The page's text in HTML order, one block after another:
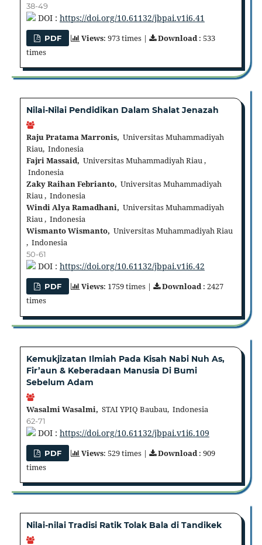
38-49
DOI : https://doi.org/10.61132/jbpai.v1i6.41
PDF Views: 973 times | Download : 533
times
Nilai-Nilai Pendidikan Dalam Shalat Jenazah
Raju Pratama Marronis, Universitas Muhammadiyah
Riau, Indonesia
Fajri Massaid, Universitas Muhammadiyah Riau ,
Indonesia
Zaky Raihan Febrianto, Universitas Muhammadiyah
Riau , Indonesia
Windi Alya Ramadhani, Universitas Muhammadiyah
Riau , Indonesia
Wismanto Wismanto, Universitas Muhammadiyah Riau
, Indonesia
50-61
DOI : https://doi.org/10.61132/jbpai.v1i6.42
PDF Views: 1759 times | Download: 2427
times
Kemukjizatan Ilmiah Pada Kisah Nabi Nuh As,
Fir’aun & Keberadaan Manusia Di Bumi
Sebelum Adam
Wasalmi Wasalmi, STAI YPIQ Baubau, Indonesia
62-71
DOI : https://doi.org/10.61132/jbpai.v1i6.109
PDF Views: 529 times | Download: 909
times
Nilai-nilai Tradisi Ratik Tolak Bala di Tandikek